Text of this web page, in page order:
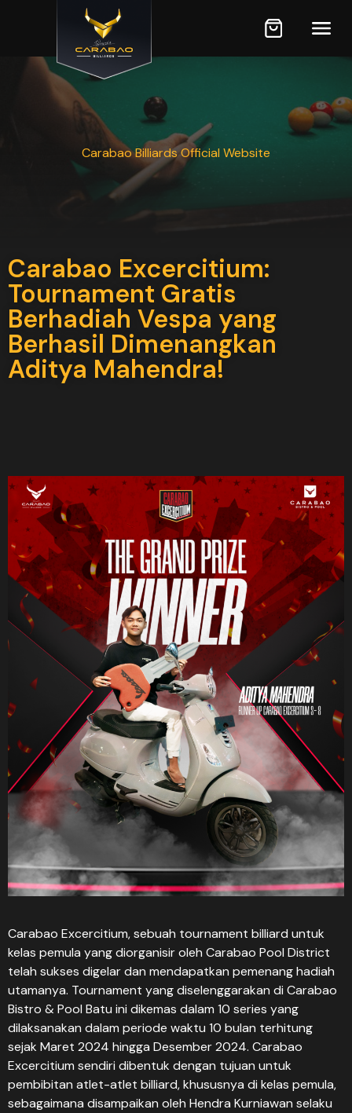
Carabao Billiards Official Website
Carabao Excercitium:
Tournament Gratis
Berhadiah Vespa yang
Berhasil Dimenangkan
Aditya Mahendra!
Carabao Excercitium, sebuah tournament billiard untuk
kelas pemula yang diorganisir oleh Carabao Pool District
telah sukses digelar dan mendapatkan pemenang hadiah
utamanya. Tournament yang diselenggarakan di Carabao
Bistro & Pool Batu ini dikemas dalam 10 series yang
dilaksanakan dalam periode waktu 10 bulan terhitung
sejak Maret 2024 hingga Desember 2024. Carabao
Excercitium sendiri dibentuk dengan tujuan untuk
pembibitan atlet-atlet billiard, khususnya di kelas pemula,
sebagaimana disampaikan oleh Hendra Kurniawan selaku